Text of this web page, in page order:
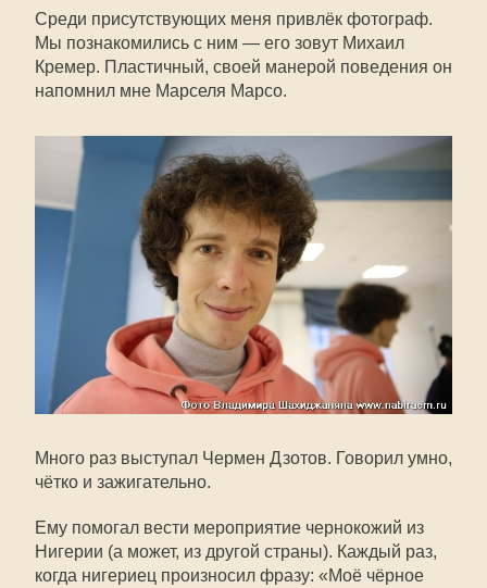
Среди присутствующих меня привлёк фотограф.
Мы познакомились с ним — его зовут Михаил
Кремер. Пластичный, своей манерой поведения он
напомнил мне Марселя Марсо.
Много раз выступал Чермен Дзотов. Говорил умно,
чётко и зажигательно.
Ему помогал вести мероприятие чернокожий из
Нигерии (а может, из другой страны). Каждый раз,
когда нигериец произносил фразу: «Моё чёрное